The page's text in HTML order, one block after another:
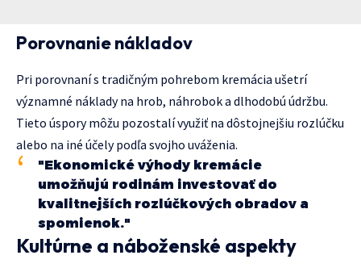
Porovnanie nákladov
Pri porovnaní s tradičným pohrebom kremácia ušetrí
významné náklady na hrob, náhrobok a dlhodobú údržbu.
Tieto úspory môžu pozostalí využiť na dôstojnejšiu rozlúčku
alebo na iné účely podľa svojho uváženia.
"Ekonomické výhody kremácie
umožňujú rodinám investovať do
kvalitnejších rozlúčkových obradov a
spomienok."
Kultúrne a náboženské aspekty